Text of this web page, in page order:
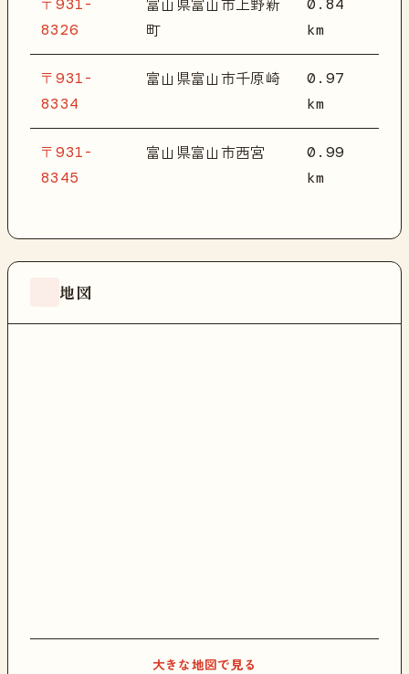
〒931-
8326
富山県富山市上野新
町
0.84
km
〒931-
8334
富山県富山市千原崎
0.97
km
〒931-
8345
富山県富山市西宮
0.99
km
地図
大きな地図で見る